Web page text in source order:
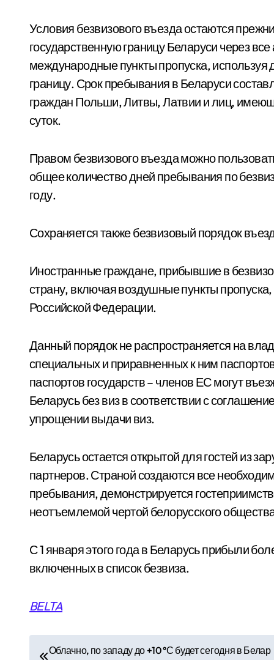
Условия безвизового въезда остаются
государственную границу Беларуси через
международные пункты пропуска,
границу. Срок пребывания в Беларуси
граждан Польши, Литвы, Латвии и лиц,
суток.
Правом безвизового въезда можно
общее количество дней пребывания по
году.
Сохраняется также безвизовый порядок
Иностранные граждане, прибывшие в
страну, включая воздушные пункты
Российской Федерации.
Данный порядок не распространяется на
специальных и приравненных к ним
паспортов государств – членов ЕС могут
Беларусь без виз в соответствии с
упрощении выдачи виз.
Беларусь остается открытой для гостей из
партнеров. Страной создаются все
пребывания, демонстрируется
неотъемлемой чертой белорусского
С 1 января этого года в Беларусь прибыли
включенных в список безвиза.
BELTA
Облачно, по западу до +10 °С будет сегодня в Белар